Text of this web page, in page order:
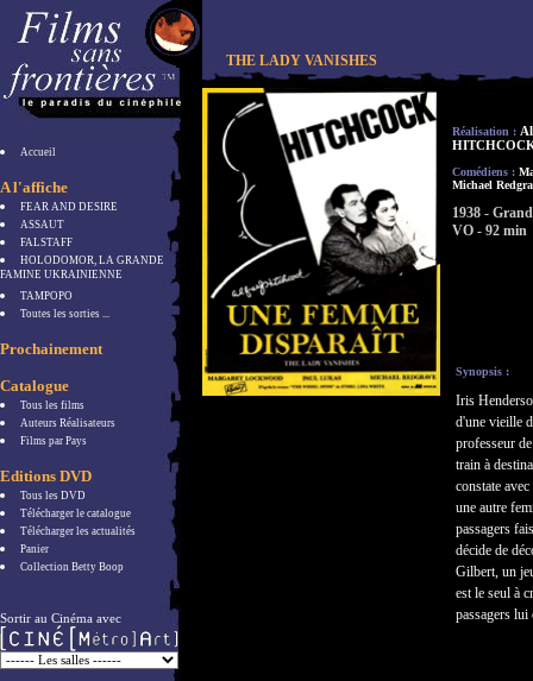
Accueil
A l'affiche
FEAR AND DESIRE
ASSAUT
FALSTAFF
HOLODOMOR, LA GRANDE
FAMINE UKRAINIENNE
TAMPOPO
Toutes les sorties ...
Prochainement
Catalogue
Tous les films
Auteurs Réalisateurs
Films par Pays
Editions DVD
Tous les DVD
Télécharger le catalogue
Télécharger les actualités
Panier
Collection Betty Boop
Sortir au Cinéma avec
THE LADY VANISHES
Réalisation :
Comédiens :
Michael
1938 -
VO - 92 min
Synopsis :
Iris
d'une vieille
professeur
train à
constate
une autre
passagers
décide de
Gilbert, un
est le seul à
passagers lui